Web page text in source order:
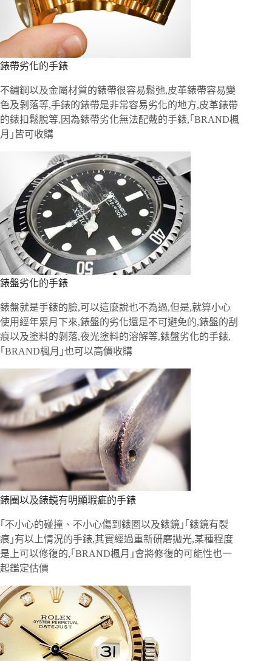
錶帶劣化的手錶
不鏽鋼以及金屬材質的錶帶很容易鬆弛,皮革錶帶容易變
色及剝落等,手錶的錶帶是非常容易劣化的地方,皮革錶帶
的錶扣鬆脫等,因為錶帶劣化無法配戴的手錶,｢BRAND楓
月｣皆可收購
錶盤劣化的手錶
錶盤就是手錶的臉,可以這麼說也不為過,但是,就算小心
使用經年累月下來,錶盤的劣化還是不可避免的,錶盤的刮
痕以及塗料的剝落,夜光塗料的溶解等,錶盤劣化的手錶,
｢BRAND楓月｣也可以高價收購
錶圈以及錶鏡有明顯瑕疵的手錶
｢不小心的碰撞、不小心傷到錶圈以及錶鏡｣｢錶鏡有裂
痕｣有以上情況的手錶,其實經過重新研磨拋光,某種程度
是上可以修復的,｢BRAND楓月｣會將修復的可能性也一
起鑑定估價